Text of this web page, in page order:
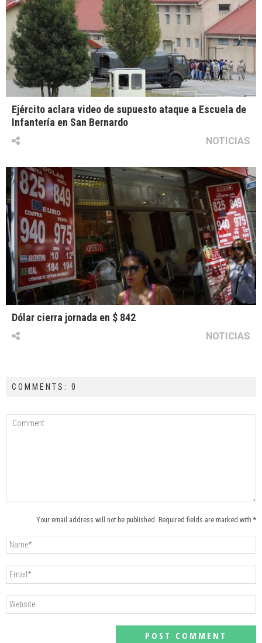
Ejército aclara video de supuesto ataque a Escuela de
Infantería en San Bernardo
NOTICIAS
Dólar cierra jornada en $ 842
NOTICIAS
COMMENTS: 0
Your email address will not be published. Required fields are marked with *